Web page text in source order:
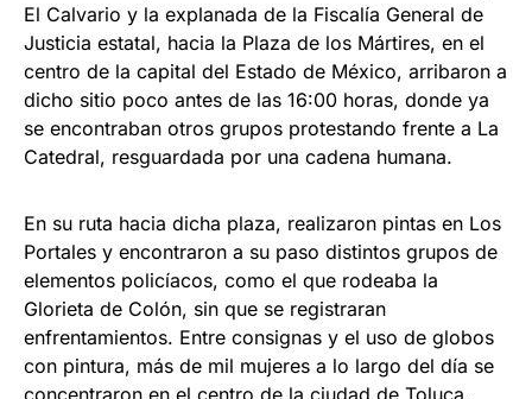
El Calvario y la explanada de la Fiscalía General de
Justicia estatal, hacia la Plaza de los Mártires, en el
centro de la capital del Estado de México, arribaron a
dicho sitio poco antes de las 16:00 horas, donde ya
se encontraban otros grupos protestando frente a La
Catedral, resguardada por una cadena humana.
En su ruta hacia dicha plaza, realizaron pintas en Los
Portales y encontraron a su paso distintos grupos de
elementos policíacos, como el que rodeaba la
Glorieta de Colón, sin que se registraran
enfrentamientos. Entre consignas y el uso de globos
con pintura, más de mil mujeres a lo largo del día se
concentraron en el centro de la ciudad de Toluca,